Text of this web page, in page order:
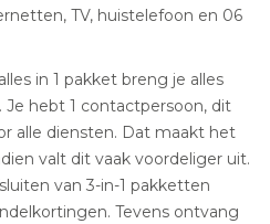
TV, huistelefoon en 06
in 1 pakket breng je alles
Je hebt 1 contactpersoon, dit
alle diensten. Dat maakt het
valt dit vaak voordeliger uit.
van 3-in-1 pakketten
Tevens ontvang